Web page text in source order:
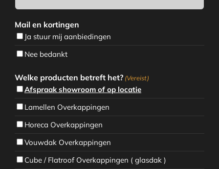
Mail en kortingen
Ja stuur mij aanbiedingen
Nee bedankt
Welke producten betreft het? (Vereist)
Afspraak showroom of op locatie
Lamellen Overkappingen
Horeca Overkappingen
Vouwdak Overkappingen
Cube / Flatroof Overkappingen ( glasdak )